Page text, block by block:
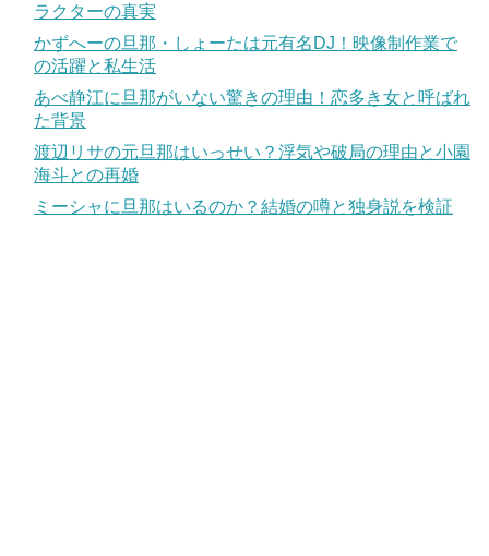
ラクターの真実
かずへーの旦那・しょーたは元有名DJ！映像制作業で
の活躍と私生活
あべ静江に旦那がいない驚きの理由！恋多き女と呼ばれ
た背景
渡辺リサの元旦那はいっせい？浮気や破局の理由と小園
海斗との再婚
ミーシャに旦那はいるのか？結婚の噂と独身説を検証